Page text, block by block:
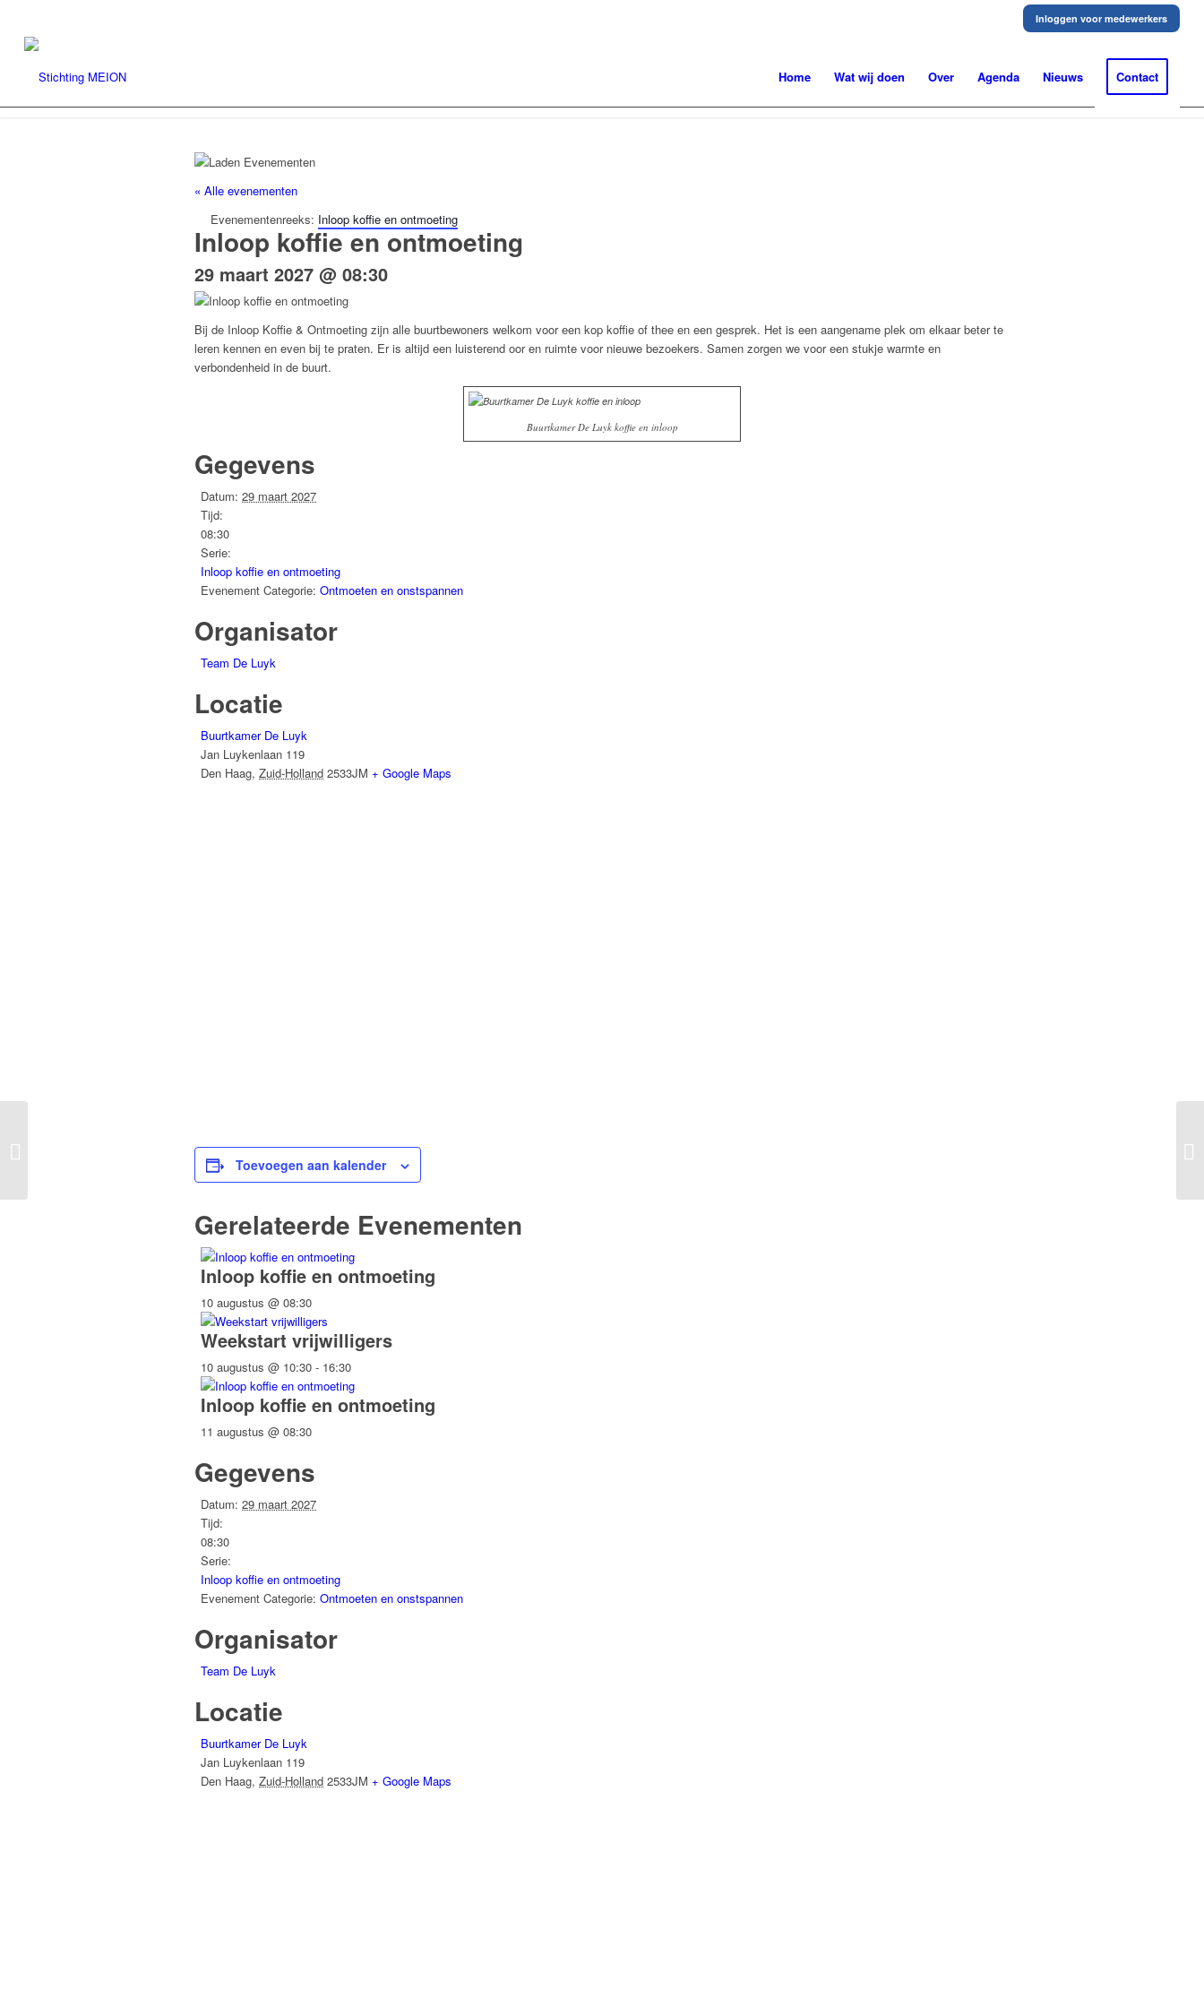
Inloggen voor medewerkers
Home Wat wij doen Over Agenda Nieuws Contact
« Alle evenementen
Evenementenreeks: Inloop koffie en ontmoeting
Inloop koffie en ontmoeting
29 maart 2027 @ 08:30
Bij de Inloop Koffie & Ontmoeting zijn alle buurtbewoners welkom voor een kop koffie of thee en een gesprek. Het is een aangename plek om elkaar beter te
leren kennen en even bij te praten. Er is altijd een luisterend oor en ruimte voor nieuwe bezoekers. Samen zorgen we voor een stukje warmte en
verbondenheid in de buurt.
Buurtkamer De Luyk koffie en inloop
Gegevens
Datum: 29 maart 2027
Tijd:
08:30
Serie:
Inloop koffie en ontmoeting
Evenement Categorie: Ontmoeten en onstspannen
Organisator
Team De Luyk
Locatie
Buurtkamer De Luyk
Jan Luykenlaan 119
Den Haag, Zuid-Holland 2533JM + Google Maps
Toevoegen aan kalender
Gerelateerde Evenementen
Inloop koffie en ontmoeting
10 augustus @ 08:30
Weekstart vrijwilligers
10 augustus @ 10:30 - 16:30
Inloop koffie en ontmoeting
11 augustus @ 08:30
Gegevens
Datum: 29 maart 2027
Tijd:
08:30
Serie:
Inloop koffie en ontmoeting
Evenement Categorie: Ontmoeten en onstspannen
Organisator
Team De Luyk
Locatie
Buurtkamer De Luyk
Jan Luykenlaan 119
Den Haag, Zuid-Holland 2533JM + Google Maps